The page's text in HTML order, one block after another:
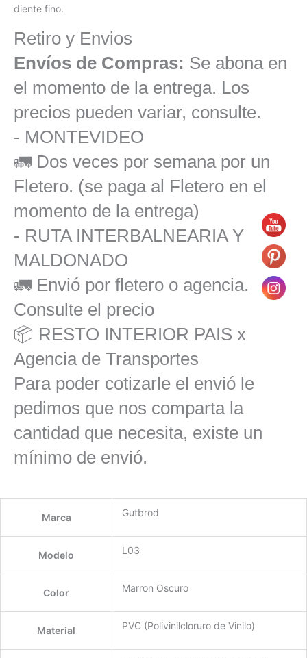
diente fino.
Retiro y Envios
Envíos de Compras: Se abona en
el momento de la entrega. Los
precios pueden variar, consulte.
- MONTEVIDEO
🚛 Dos veces por semana por un
Fletero. (se paga al Fletero en el
momento de la entrega)
- RUTA INTERBALNEARIA Y
MALDONADO
🚛 Envió por fletero o agencia.
Consulte el precio
📦 RESTO INTERIOR PAIS x
Agencia de Transportes
Para poder cotizarle el envió le
pedimos que nos comparta la
cantidad que necesita, existe un
mínimo de envió.
Marca Gutbrod
Modelo L03
Color Marron Oscuro
Material PVC (Polivinilcloruro de Vinilo)